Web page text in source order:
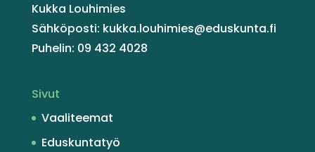
Kukka Louhimies
Sähköposti: kukka.louhimies@eduskunta.fi
Puhelin: 09 432 4028
Sivut
Vaaliteemat
Eduskuntatyö